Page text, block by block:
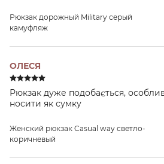
Рюкзак дорожный Military серый
камуфляж
ОЛЕСЯ
Рюкзак дуже подобається,
носити як сумку
Женский рюкзак Casual way светло-
коричневый